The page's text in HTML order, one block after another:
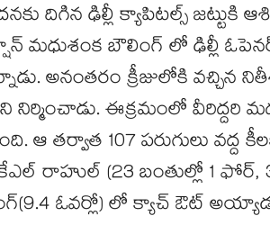
దిగిన ఢిల్లీ క్యాపిటల్స్ జట్టుకి
మధుశంక బౌలింగ్ లో ఢిల్లీ
అనంతరం క్రీజులోకి వచ్చిన
ఈక్రమంలో వీరిద్దరి
ఆ తర్వాత 107 పరుగులు వద్ద
రాహుల్ (23 బంతుల్లో 1 ఫోర్,
ఓవర్లో) లో క్యాచ్ ఔట్